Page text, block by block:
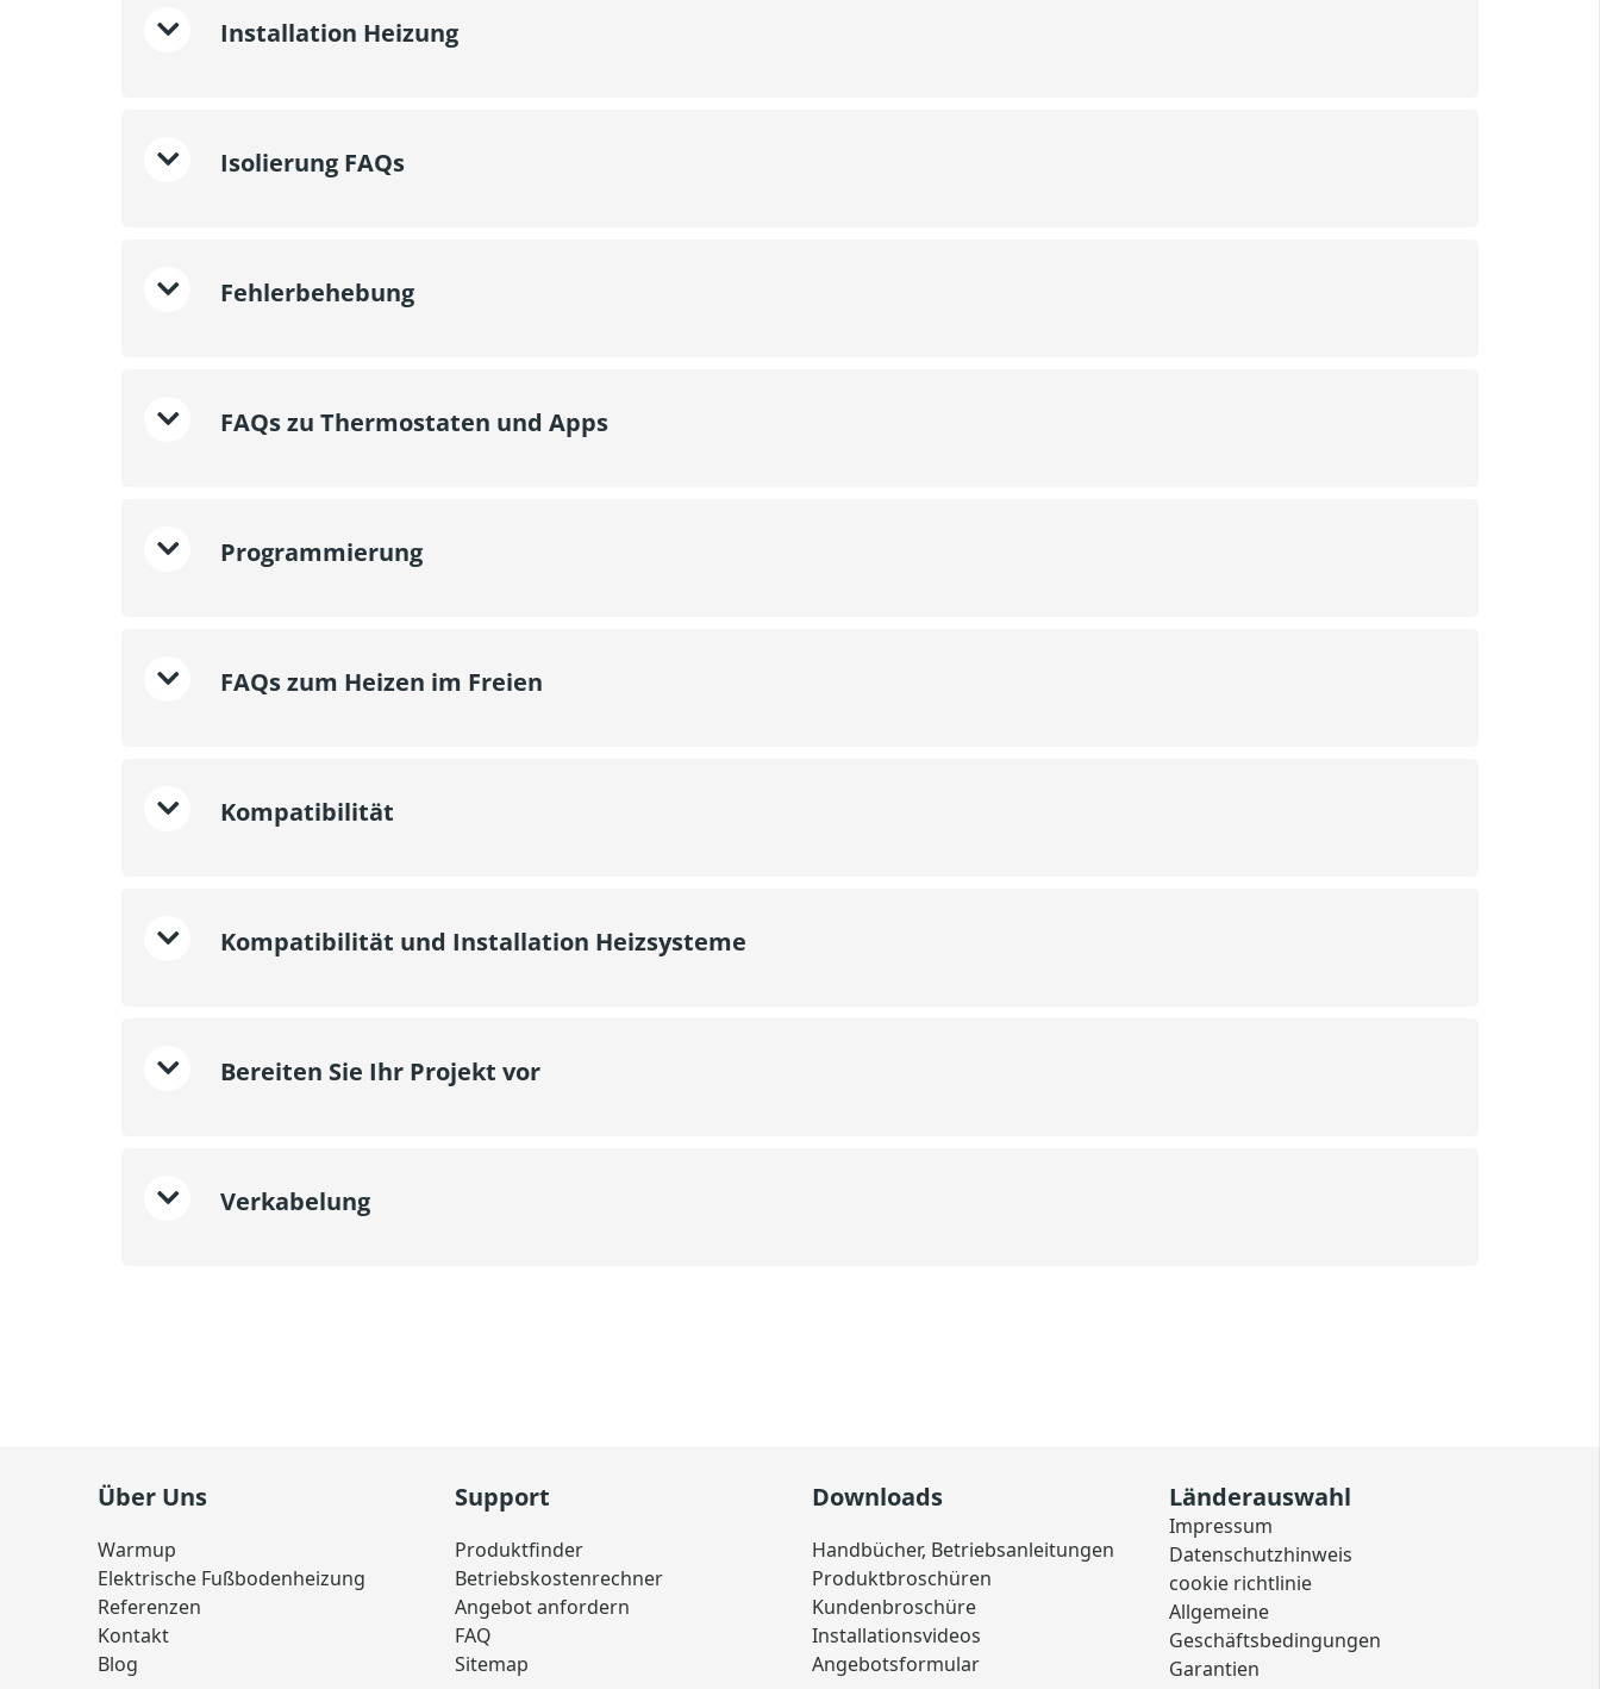
Installation Heizung
Isolierung FAQs
Fehlerbehebung
FAQs zu Thermostaten und Apps
Programmierung
FAQs zum Heizen im Freien
Kompatibilität
Kompatibilität und Installation Heizsysteme
Bereiten Sie Ihr Projekt vor
Verkabelung
Über Uns
Warmup
Elektrische Fußbodenheizung
Referenzen
Kontakt
Blog
Support
Produktfinder
Betriebskostenrechner
Angebot anfordern
FAQ
Sitemap
Downloads
Handbücher, Betriebsanleitungen
Produktbroschüren
Kundenbroschüre
Installationsvideos
Angebotsformular
Länderauswahl
Impressum
Datenschutzhinweis
cookie richtlinie
Allgemeine
Geschäftsbedingungen
Garantien